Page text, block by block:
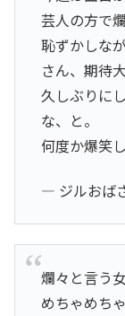
芸人の方で
恥ずかしな
さん、期待大
久しぶりに
な、と。
何度か爆笑
— ジルおば
爛々と言う
めちゃめち